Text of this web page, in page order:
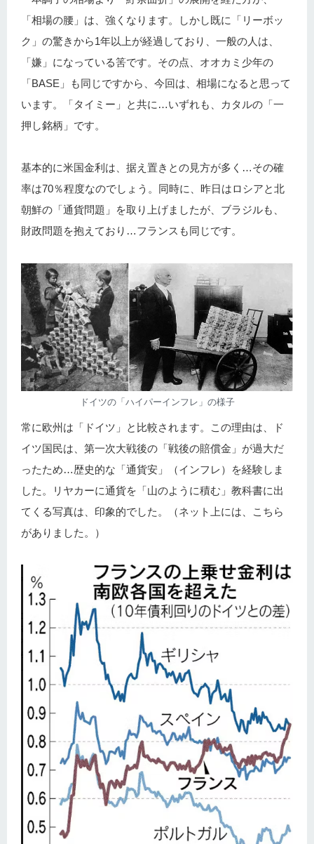
「相場の腰」は、強くなります。しかし既に「リーボッ
ク」の驚きから1年以上が経過しており、一般の人は、
「嫌」になっている筈です。その点、オオカミ少年の
「BASE」も同じですから、今回は、相場になると思って
います。「タイミー」と共に…いずれも、カタルの「一
押し銘柄」です。
基本的に米国金利は、据え置きとの見方が多く…その確
率は70％程度なのでしょう。同時に、昨日はロシアと北
朝鮮の「通貨問題」を取り上げましたが、ブラジルも、
財政問題を抱えており…フランスも同じです。
ドイツの「ハイパーインフレ」の様子
常に欧州は「ドイツ」と比較されます。この理由は、ド
イツ国民は、第一次大戦後の「戦後の賠償金」が過大だ
ったため…歴史的な「通貨安」（インフレ）を経験しま
した。リヤカーに通貨を「山のように積む」教科書に出
てくる写真は、印象的でした。（ネット上には、こちら
がありました。）